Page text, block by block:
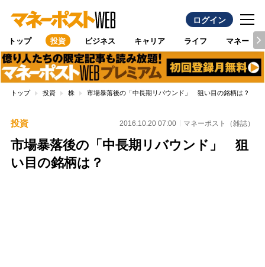
ログイン
トップ 投資 ビジネス キャリア ライフ マネー
トップ 投資 株 市場暴落後の「中長期リバウンド」 狙い目の銘柄は？
投資 2016.10.20 07:00 マネーポスト（雑誌）
市場暴落後の「中長期リバウンド」 狙
い目の銘柄は？